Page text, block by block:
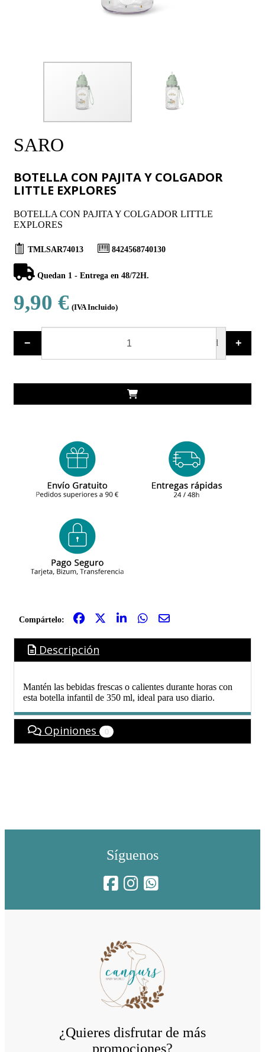
SARO
BOTELLA CON PAJITA Y COLGADOR
LITTLE EXPLORES
BOTELLA CON PAJITA Y COLGADOR LITTLE
EXPLORES
TMLSAR74013 8424568740130
Quedan 1 - Entrega en 48/72H.
9,90 € (IVA Incluido)
− ud +
Compártelo:
Descripción
Mantén las bebidas frescas o calientes durante horas con
esta botella infantil de 350 ml, ideal para uso diario.
Opiniones 0
Síguenos
¿Quieres disfrutar de más
promociones?